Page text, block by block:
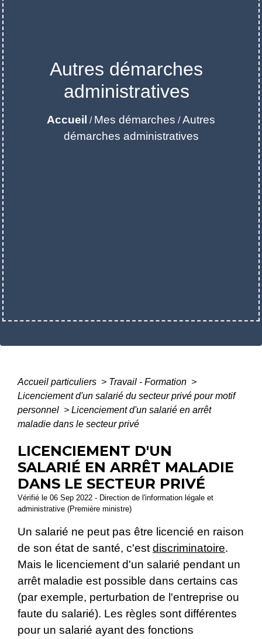
Autres démarches
administratives
Accueil / Mes démarches /Autres
démarches administratives
Accueil particuliers > Travail - Formation >
Licenciement d'un salarié du secteur privé pour motif
personnel > Licenciement d'un salarié en arrêt
maladie dans le secteur privé
LICENCIEMENT D'UN
SALARIÉ EN ARRÊT MALADIE
DANS LE SECTEUR PRIVÉ
Vérifié le 06 Sep 2022 - Direction de l'information légale et
administrative (Première ministre)
Un salarié ne peut pas être licencié en raison
de son état de santé, c'estdiscriminatoire.
Mais le licenciement d'un salarié pendant un
arrêt maladie est possible dans certains cas
(par exemple, perturbation de l'entreprise ou
faute du salarié). Les règles sont différentes
pour un salarié ayant des fonctions